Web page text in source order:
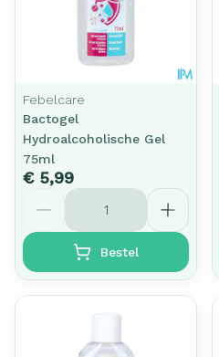
Febelcare
Bactogel
Hydroalcoholische Gel
75ml
€ 5,99
Aantal
Bestel